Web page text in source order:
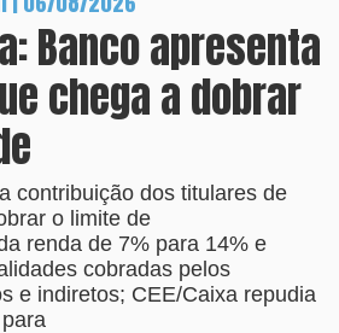
Banco apresenta
chega a dobrar
contribuição dos titulares de
o limite de
renda de 7% para 14% e
cobradas pelos
e indiretos; CEE/Caixa repudia